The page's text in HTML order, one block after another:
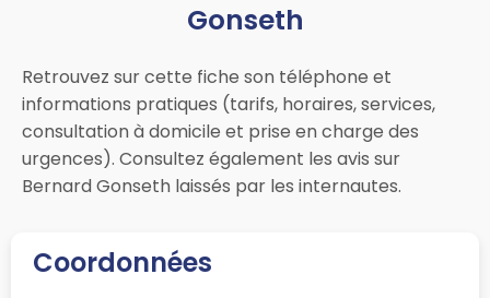
Gonseth
Retrouvez sur cette fiche son téléphone et
informations pratiques (tarifs, horaires, services,
consultation à domicile et prise en charge des
urgences). Consultez également les avis sur
Bernard Gonseth laissés par les internautes.
Coordonnées